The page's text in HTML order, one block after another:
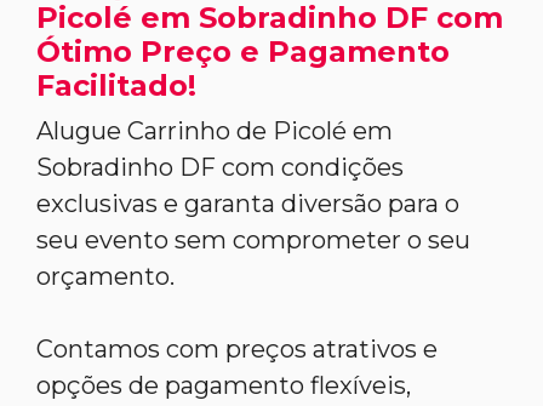
Picolé em Sobradinho DF com
Ótimo Preço e Pagamento
Facilitado!
Alugue Carrinho de Picolé em
Sobradinho DF com condições
exclusivas e garanta diversão para o
seu evento sem comprometer o seu
orçamento.
Contamos com preços atrativos e
opções de pagamento flexíveis,